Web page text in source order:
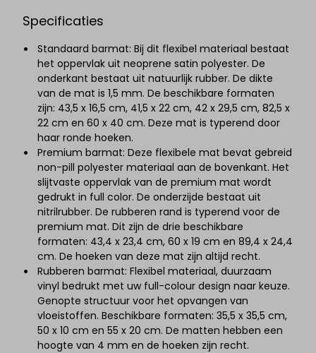
Specificaties
Standaard barmat: Bij dit flexibel materiaal bestaat
het oppervlak uit neoprene satin polyester. De
onderkant bestaat uit natuurlijk rubber. De dikte
van de mat is 1,5 mm. De beschikbare formaten
zijn: 43,5 x 16,5 cm, 41,5 x 22 cm, 42 x 29,5 cm, 82,5 x
22 cm en 60 x 40 cm. Deze mat is typerend door
haar ronde hoeken.
Premium barmat: Deze flexibele mat bevat gebreid
non-pill polyester materiaal aan de bovenkant. Het
slijtvaste oppervlak van de premium mat wordt
gedrukt in full color. De onderzijde bestaat uit
nitrilrubber. De rubberen rand is typerend voor de
premium mat. Dit zijn de drie beschikbare
formaten: 43,4 x 23,4 cm, 60 x 19 cm en 89,4 x 24,4
cm. De hoeken van deze mat zijn altijd recht.
Rubberen barmat: Flexibel materiaal, duurzaam
vinyl bedrukt met uw full-colour design naar keuze.
Genopte structuur voor het opvangen van
vloeistoffen. Beschikbare formaten: 35,5 x 35,5 cm,
50 x 10 cm en 55 x 20 cm. De matten hebben een
hoogte van 4 mm en de hoeken zijn recht.